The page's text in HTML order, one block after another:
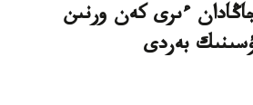
ءىرى كەن ورنىن
بەردى